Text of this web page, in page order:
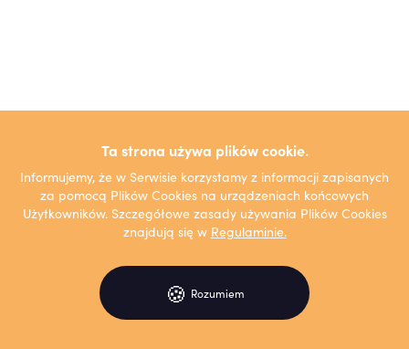
Ta strona używa plików cookie.
Informujemy, że w Serwisie korzystamy z informacji zapisanych
za pomocą Plików Cookies na urządzeniach końcowych
Użytkowników. Szczegółowe zasady używania Plików Cookies
znajdują się w Regulaminie.
🍪 Rozumiem